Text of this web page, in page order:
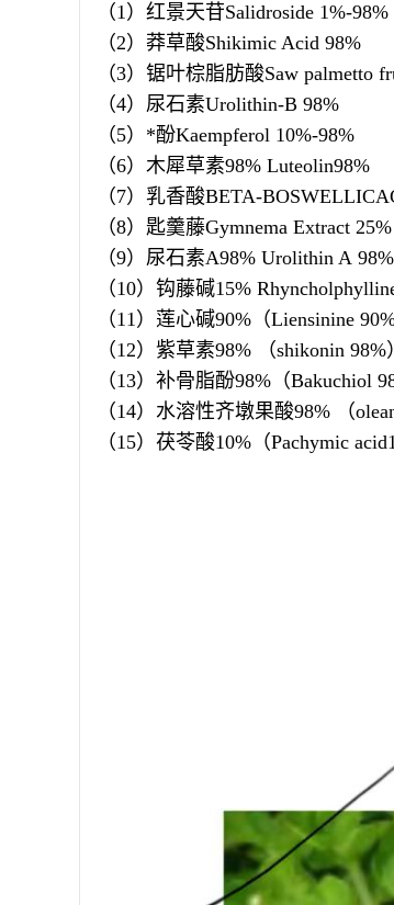
（1）红景天苷Salidroside 1%-98%
（2）莽草酸Shikimic Acid 98%
（3）锯叶棕脂肪酸Saw palmetto
（4）尿石素Urolithin-B 98%
（5） *酚Kaempferol 10%-98%
（6）木犀草素98% Luteolin98%
（7）乳香酸BETA-
（8）匙羹藤Gymnema Extract 25%
（9）尿石素A98% Urolithin A
（10）钩藤碱15%
（11）莲心碱90% （Liensinine
（12）紫草素98% （shikonin 98%）
（13）补骨脂酚98% （Bakuchiol
（14）水溶性齐墩果酸98% （
（15）茯苓酸10% （Pachymic